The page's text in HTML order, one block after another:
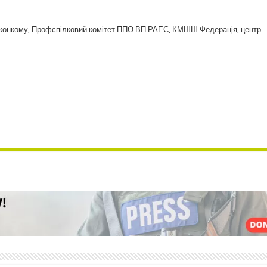
Профспілковий комітет ППО ВП РАЕС, КМШШ Федерація, центр